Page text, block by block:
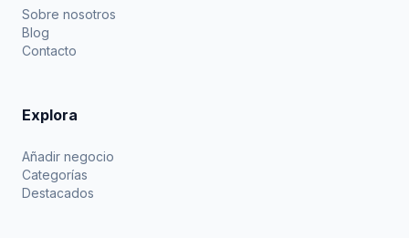
Sobre nosotros
Blog
Contacto
Explora
Añadir negocio
Categorías
Destacados